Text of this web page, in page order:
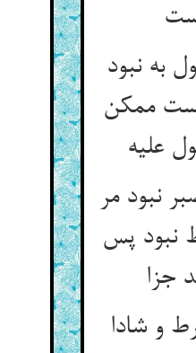
به نبود
ممکن
نبود مر
نبود پس
و شادا